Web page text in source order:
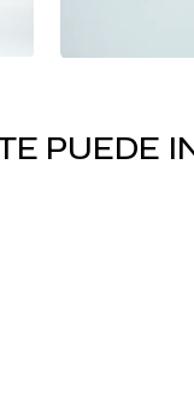
PUEDE